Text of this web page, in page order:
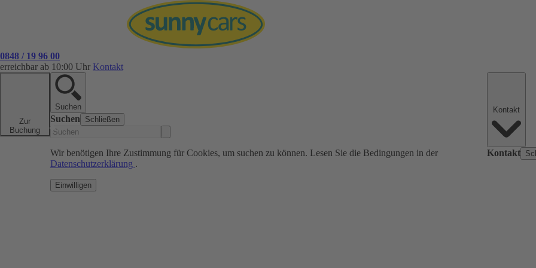
0848 / 19 96 00
erreichbar ab 10:00 Uhr Kontakt
Zur
Buchung
Suchen
Suchen Schließen
Wir benötigen Ihre Zustimmung für Cookies, um suchen zu können. Lesen Sie die Bedingungen in der
Datenschutzerklärung .
Einwilligen
Kontakt